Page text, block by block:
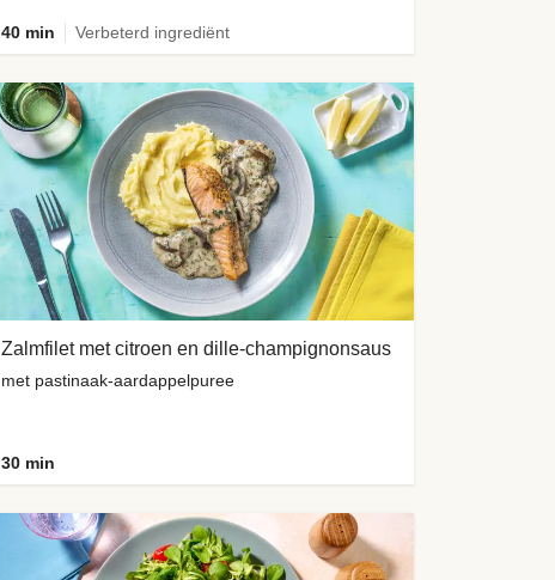
40 min Verbeterd ingrediënt
Zalmfilet met citroen en dille-champignonsaus
met pastinaak-aardappelpuree
30 min